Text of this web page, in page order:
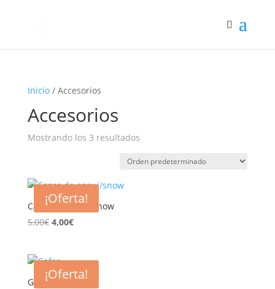
Inicio/ Accesorios
Accesorios
Mostrando los 3 resultados
¡Oferta!
Casco de esquí/snow
5,00€ El
era:
5,00€.
4,00€El
es:
4,00€.
¡Oferta!
Gafas